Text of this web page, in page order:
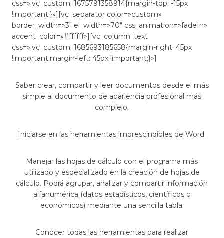
css=».vc_custom_1675791358914{margin-top: -15px
!important;}»][vc_separator color=»custom»
border_width=»3″ el_width=»70″ css_animation=»fadeIn»
accent_color=»#ffffff»][vc_column_text
css=».vc_custom_1685693185658{margin-right: 45px
!important;margin-left: 45px !important;}»]
Saber crear, compartir y leer documentos desde el más
simple al documento de apariencia profesional más
complejo.
Iniciarse en las herramientas imprescindibles de Word.
Manejar las hojas de cálculo con el programa más
utilizado y especializado en la creación de hojas de
cálculo. Podrá agrupar, analizar y compartir información
alfanumérica (datos estadísticos, científicos o
económicos) mediante una sencilla tabla.
Conocer todas las herramientas para realizar